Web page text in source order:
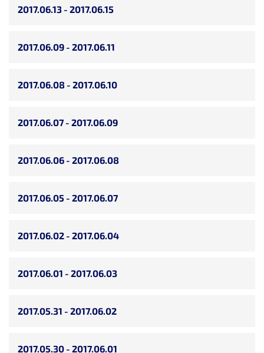
2017.05.30 - 2017.06.01
2017.05.31 - 2017.06.02
2017.06.01 - 2017.06.03
2017.06.02 - 2017.06.04
2017.06.05 - 2017.06.07
2017.06.06 - 2017.06.08
2017.06.07 - 2017.06.09
2017.06.08 - 2017.06.10
2017.06.09 - 2017.06.11
2017.06.13 - 2017.06.15